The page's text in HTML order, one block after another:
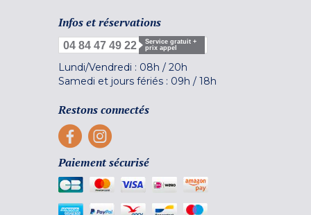
Infos et réservations
04 84 47 49 22
Service gratuit +
prix appel
Lundi/Vendredi : 08h / 20h
Samedi et jours fériés : 09h / 18h
Restons connectés
Paiement sécurisé